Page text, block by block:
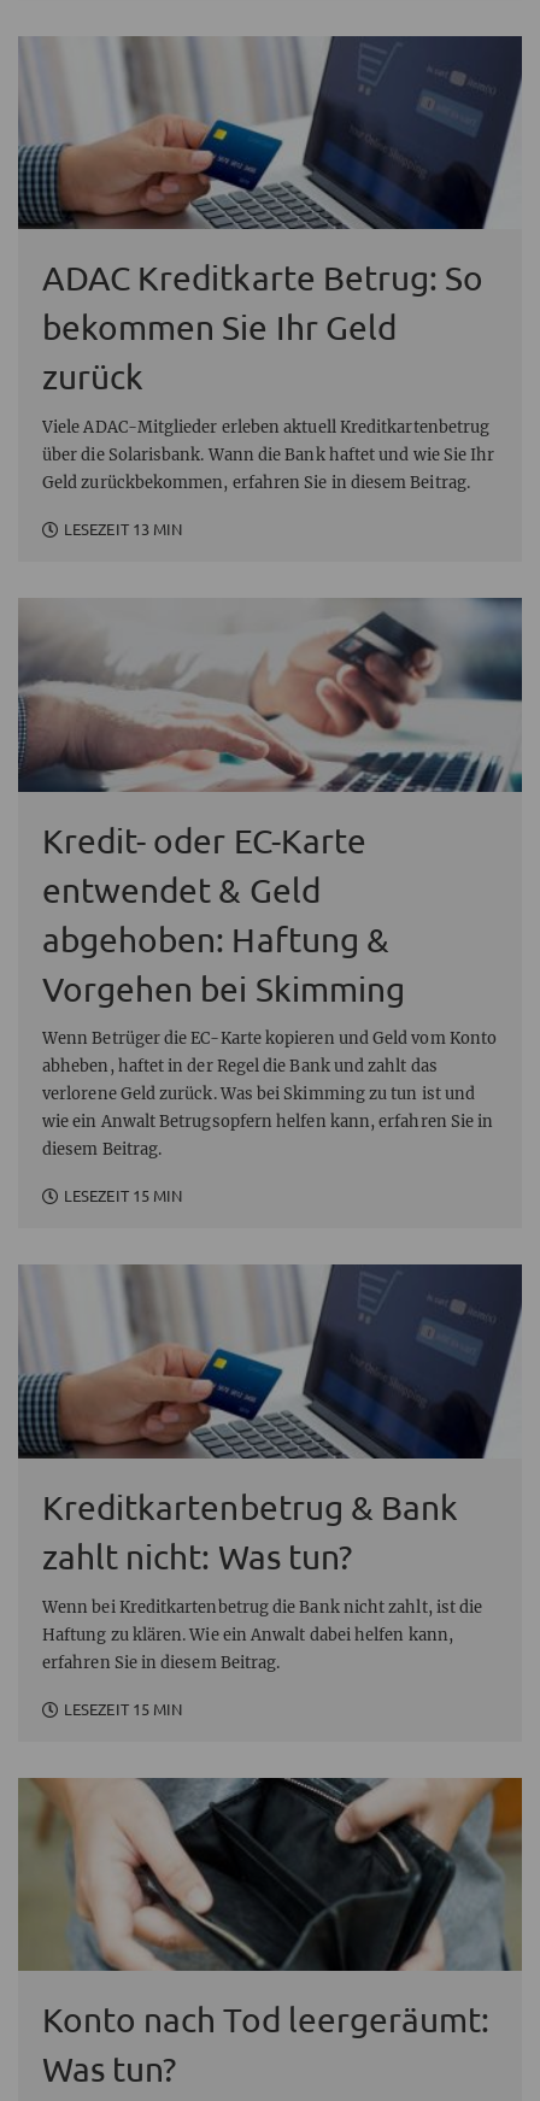
ADAC Kreditkarte Betrug: So
bekommen Sie Ihr Geld
zurück
Viele ADAC-Mitglieder erleben aktuell Kreditkartenbetrug
über die Solarisbank. Wann die Bank haftet und wie Sie Ihr
Geld zurückbekommen, erfahren Sie in diesem Beitrag.
LESEZEIT 13 MIN
Kredit- oder EC-Karte
entwendet & Geld
abgehoben: Haftung &
Vorgehen bei Skimming
Wenn Betrüger die EC-Karte kopieren und Geld vom Konto
abheben, haftet in der Regel die Bank und zahlt das
verlorene Geld zurück. Was bei Skimming zu tun ist und
wie ein Anwalt Betrugsopfern helfen kann, erfahren Sie in
diesem Beitrag.
LESEZEIT 15 MIN
Kreditkartenbetrug & Bank
zahlt nicht: Was tun?
Wenn bei Kreditkartenbetrug die Bank nicht zahlt, ist die
Haftung zu klären. Wie ein Anwalt dabei helfen kann,
erfahren Sie in diesem Beitrag.
LESEZEIT 15 MIN
Konto nach Tod leergeräumt:
Was tun?